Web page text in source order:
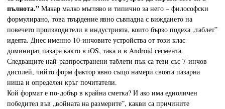
пълнота.” Макар малко мъгляво и типично за него – философски
формулирано, това твърдение явно съвпадна с виждането на
повечето производители в индустрията, които бързо подеха „таблет”
идеята. Днес именно 10-инчовите устройства от този клас
доминират пазара както в iOS, така и в Android сегмента.
Следващите най-разпространени таблети пък са тези със 7-инчов
дисплей, чийто форм фактор явно също намери своята пазарна
ниша и определен кръг почитатели.
Кой формат е по-добър в крайна сметка? И ако има едноличен
победител във „войната на размерите”, какви са причините